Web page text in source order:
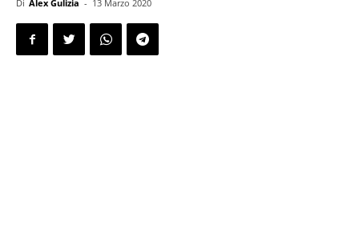
Di Alex Gulizia - 13 Marzo 2020